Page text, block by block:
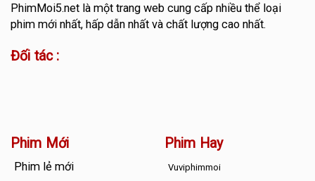
PhimMoi5.netlà một trang web cung cấp nhiều thể loại
phim mới nhất, hấp dẫn nhất và chất lượng cao nhất.
Đối tác :
Phim Mới
Phim lẻ mới
Phim Hay
Vuviphimmoi